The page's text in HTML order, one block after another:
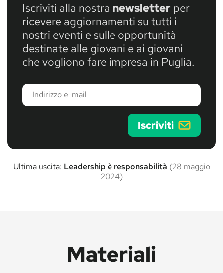
Iscriviti alla nostra newsletter per
ricevere aggiornamenti su tutti i
nostri eventi e sulle opportunità
destinate alle giovani e ai giovani
che vogliono fare impresa in Puglia.
Indirizzo
mail
Iscriviti
Ultima uscita: Leadership è responsabilità (28 maggio
2024)
Materiali